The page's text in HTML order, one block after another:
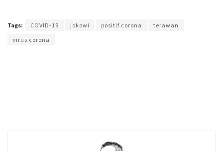
Tags: COVID-19 jokowi positif corona
terawan
virus corona